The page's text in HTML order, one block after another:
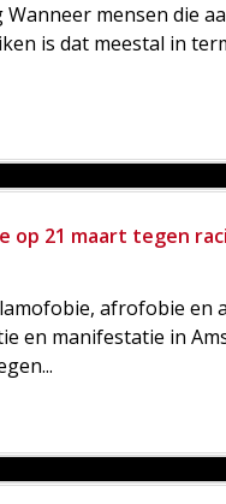
mensen die
is dat meestal in
op 21 maart tegen
afrofobie
en manifestatie in